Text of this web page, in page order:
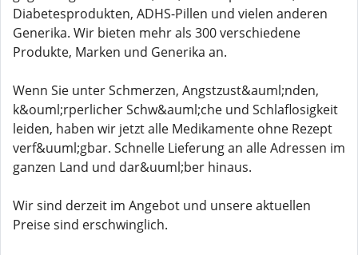
Diabetesprodukten, ADHS-Pillen und vielen anderen
Generika. Wir bieten mehr als 300 verschiedene
Produkte, Marken und Generika an.
Wenn Sie unter Schmerzen, Angstzust&auml;nden,
k&ouml;rperlicher Schw&auml;che und Schlaflosigkeit
leiden, haben wir jetzt alle Medikamente ohne Rezept
verf&uuml;gbar. Schnelle Lieferung an alle Adressen im
ganzen Land und dar&uuml;ber hinaus.
Wir sind derzeit im Angebot und unsere aktuellen
Preise sind erschwinglich.